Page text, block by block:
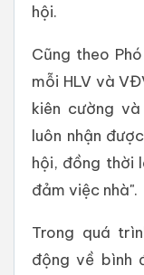
hội.
Cũng theo
mỗi HLV và
kiên cường
luôn nhận
hội, đồng thời
đảm việc nhà".
Trong quá
động về bình